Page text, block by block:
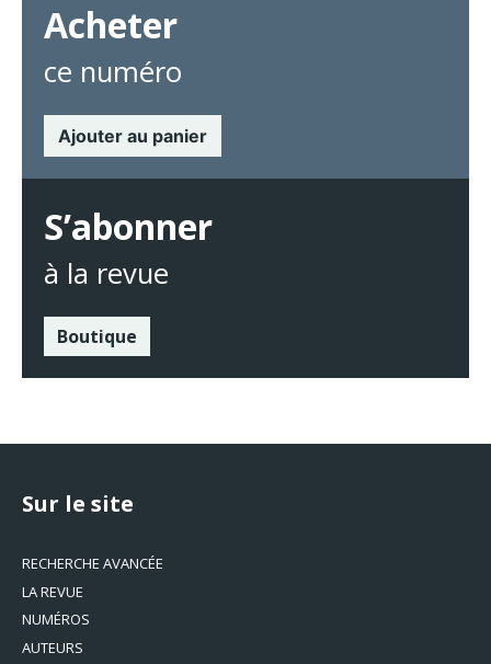
Acheter
ce numéro
Ajouter au panier
S’abonner
à la revue
Boutique
Sur le site
RECHERCHE AVANCÉE
LA REVUE
NUMÉROS
AUTEURS